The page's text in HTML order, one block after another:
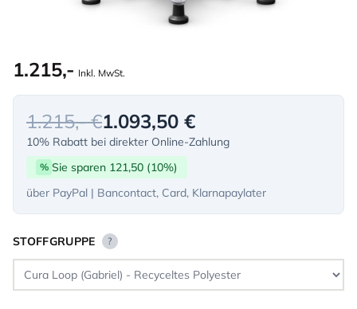
1.215,- Inkl. MwSt.
1.215,- €1.093,50 €
10% Rabatt bei direkter Online-Zahlung
% Sie sparen 121,50 (10%)
über PayPal | Bancontact, Card, Klarnapaylater
STOFFGRUPPE ?